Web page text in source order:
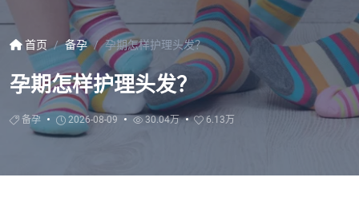
首页 备孕 孕期怎样护理头发？
孕期怎样护理头发？
备孕 2026-08-09 30.04万 6.13万